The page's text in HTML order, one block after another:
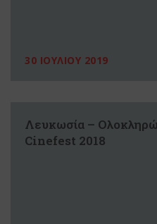
30 ΙΟΥΛΙΟΥ 2019
Λευκωσία –
Cinefest 2018